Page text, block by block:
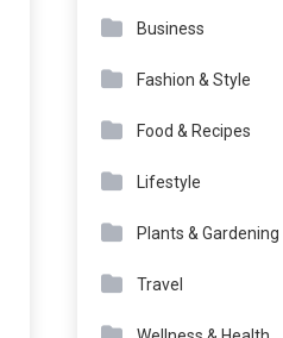
Business
Fashion & Style
Food & Recipes
Lifestyle
Plants & Gardening
Travel